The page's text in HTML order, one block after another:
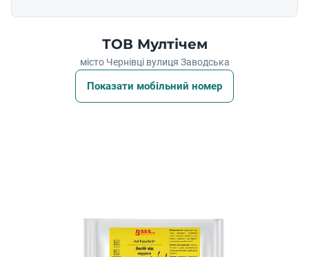
ТОВ Мултічем
місто Чернівці вулиця Заводська
Показати мобільний номер